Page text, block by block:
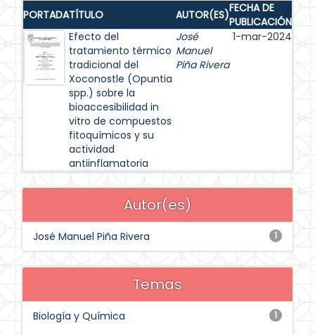
PORTADATÍTULO AUTOR(ES)FECHA DE
PUBLICACIÓN
Efecto del
tratamiento térmico
tradicional del
Xoconostle (Opuntia
spp.) sobre la
bioaccesibilidad in
vitro de compuestos
fitoquímicos y su
actividad
antiinflamatoria
José
Manuel
Piña Rivera
1-mar-2024
Autor(es)
1
José Manuel Piña Rivera
Temas
1
Biología y Química